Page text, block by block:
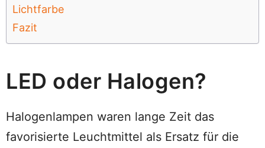
Lichtfarbe
Fazit
LED oder Halogen?
Halogenlampen waren lange Zeit das
favorisierte Leuchtmittel als Ersatz für die